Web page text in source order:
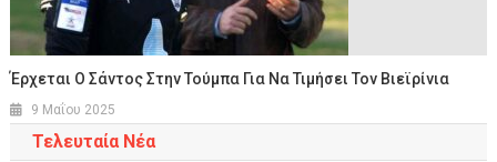
Έρχεται Ο Σάντος Στην Τούμπα Για Να Τιμήσει Τον Βιεϊρίνια
9 Μαΐου 2025
Τελευταία Νέα